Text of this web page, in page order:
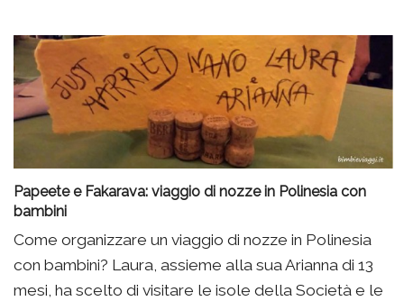
Papeete e Fakarava: viaggio di nozze in Polinesia con
bambini
Come organizzare un viaggio di nozze in Polinesia
con bambini? Laura, assieme alla sua Arianna di 13
mesi, ha scelto di visitare le isole della Società e le